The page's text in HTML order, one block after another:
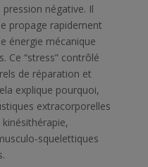
négative. Il
propage rapidement
énergie mécanique
Ce “stress” contrôlé
de réparation et
explique pourquoi,
extracorporelles
squelettiques